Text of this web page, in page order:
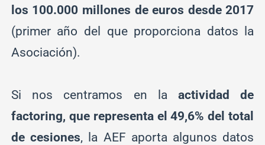
los 100.000 millones de euros desde 2017
(primer año del que proporciona datos la
Asociación).
Si nos centramos en la actividad de
factoring, que representa el 49,6% del total
de cesiones, la AEF aporta algunos datos